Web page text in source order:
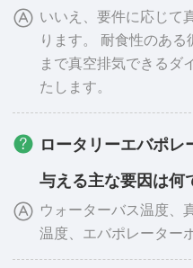
いいえ、要件に応じて
ります。 耐食性のあ
まで真空排気できるダ
たします。
ロータリーエバポ
与える主な要因は何
ウォーターバス温度、
温度、エバポレーター